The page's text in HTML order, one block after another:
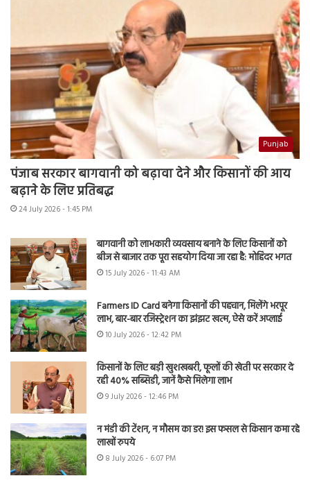
Punjab
पंजाब सरकार बागवानी को बढ़ावा देने और किसानों की आय
बढ़ाने के लिए प्रतिबद्ध
24 July 2026 - 1:45 PM
बागवानी को लाभकारी व्यवसाय बनाने के लिए किसानों को
बीज से बाजार तक पूरा सहयोग दिया जा रहा है: मोहिंदर भगत
15 July 2026 - 11:43 AM
Farmers ID Card बनेगा किसानों की पहचान, मिलेंगे भरपूर
लाभ, बार-बार रजिस्ट्रेशन का झंझट खत्म, ऐसे करें अप्लाई
10 July 2026 - 12:42 PM
किसानों के लिए बड़ी खुशखबरी, फूलों की खेती पर सरकार दे
रही 40% सब्सिडी, जानें कैसे मिलेगा लाभ
9 July 2026 - 12:46 PM
न मंडी की टेंशन, न मौसम का डर! इस फसल से किसान कमा रहे
लाखों रुपये
8 July 2026 - 6:07 PM